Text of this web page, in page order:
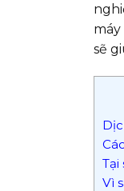
sẽ
Tại
Vì